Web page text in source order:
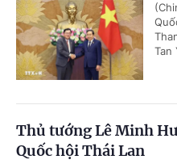
Tan
Thủ tướng Lê Minh
Quốc hội Thái Lan